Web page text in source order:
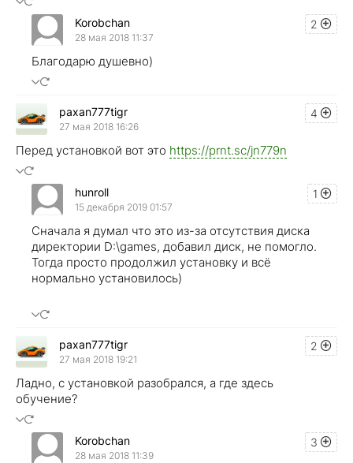
2
Korobchan
28 мая 2018 11:37
Благодарю душевно)
4
paxan777tigr
27 мая 2018 16:26
Перед установкой вот это https://prnt.sc/jn779n
1
hunroll
15 декабря 2019 01:57
Сначала я думал что это из-за отсутствия диска
директории D:\games, добавил диск, не помогло.
Тогда просто продолжил установку и всё
нормально установилось)
2
paxan777tigr
27 мая 2018 19:21
Ладно, с установкой разобрался, а где здесь
обучение?
3
Korobchan
28 мая 2018 11:39